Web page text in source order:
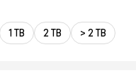
1 TB 2 TB > 2 TB